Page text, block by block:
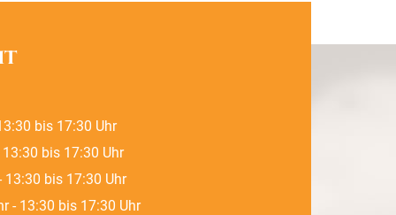
bis 17:30 Uhr
bis 17:30 Uhr
bis 17:30 Uhr
- 13:30 bis 17:30 Uhr